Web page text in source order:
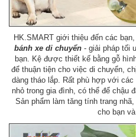
HK.SMART giới thiệu đến các bạn,
bánh xe di chuyển - giải pháp tối
bạn. Kệ được thiết kế bằng gỗ
để thuận tiện cho việc di chuyển,
dàng tháo lắp. Rất phù hợp với
nhỏ trong gia đình, có thể để chậu
Sản phẩm làm tăng tính trang
cho bạn